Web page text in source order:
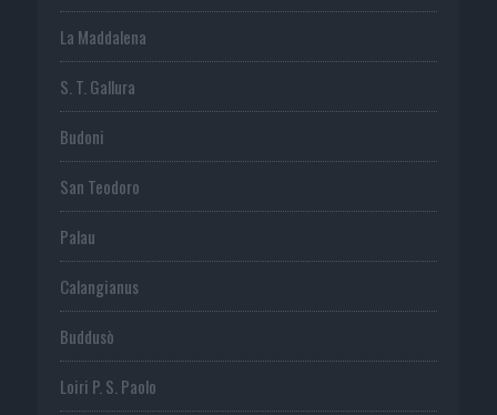
La Maddalena
S. T. Gallura
Budoni
San Teodoro
Palau
Calangianus
Buddusò
Loiri P. S. Paolo